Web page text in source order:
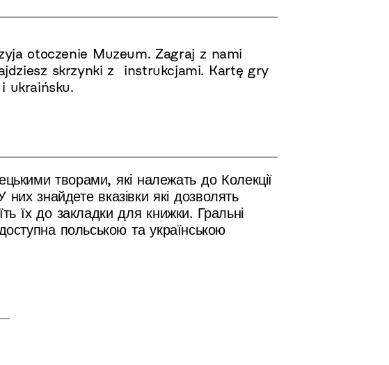
otoczenie Muzeum. Zagraj z nami
skrzynki z instrukcjami. Kartę gry
ukraińsku.
творами, які належать до Колекції
знайдете вказівки які дозволять
їх до закладки для книжки. Гральні
польською та українською